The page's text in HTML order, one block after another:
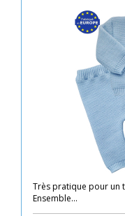
Très pratique pour un
Ensemble...